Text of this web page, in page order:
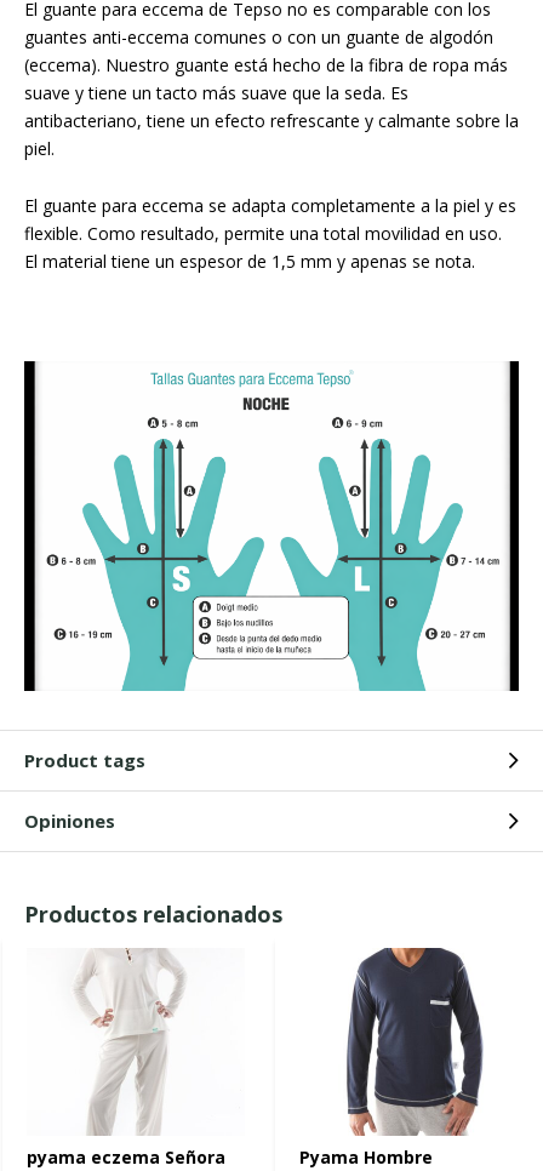
El guante para eccema de Tepso no es comparable con los
guantes anti-eccema comunes o con un guante de algodón
(eccema). Nuestro guante está hecho de la fibra de ropa más
suave y tiene un tacto más suave que la seda. Es
antibacteriano, tiene un efecto refrescante y calmante sobre la
piel.
El guante para eccema se adapta completamente a la piel y es
flexible. Como resultado, permite una total movilidad en uso.
El material tiene un espesor de 1,5 mm y apenas se nota.
Product tags
Opiniones
Productos relacionados
pyama eczema Señora Pyama Hombre